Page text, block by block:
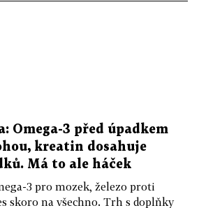
Omega-3 před úpadkem
kreatin dosahuje
Má to ale háček
3 pro mozek, železo proti
skoro na všechno. Trh s doplňky